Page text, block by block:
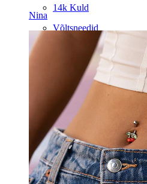
Nina
14k Kuld
Võltsneedid
Tragus
Barbell
Rook
Daith